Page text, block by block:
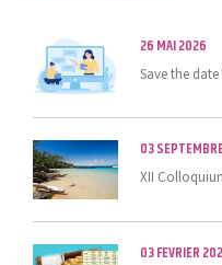
26 MAI 2026
Save the
03
XII
03 FEVRIER